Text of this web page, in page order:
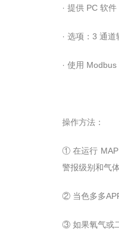
· 提供 PC 软件
· 选项：3 通
· 使用
操作方法：
① 在运行 MAP
警报级别和气体水
② 当色多多APP
③ 如果氧气或二